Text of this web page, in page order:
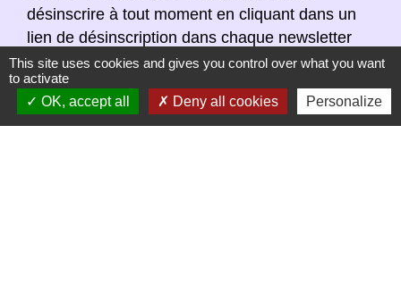
désinscrire à tout moment en cliquant dans un
lien de désinscription dans chaque newsletter
réceptionnée.
This site uses cookies and gives you control over what you want
to activate
OK, accept all
Deny all cookies Personalize